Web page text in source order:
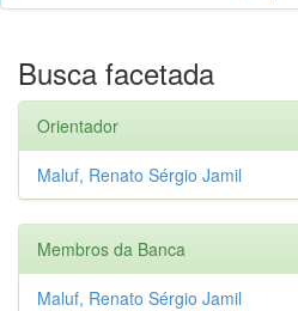
Busca facetada
Orientador
Maluf, Renato Sérgio Jamil
Membros da Banca
Maluf, Renato Sérgio Jamil